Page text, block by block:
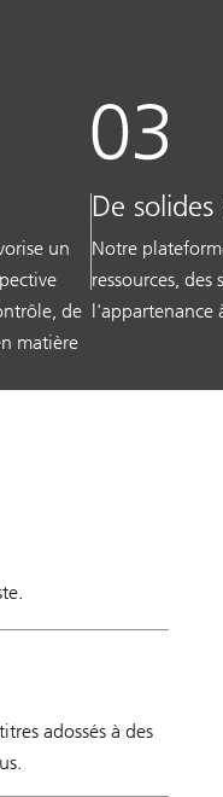
un
de
matière
De solides
Notre
ressources,
l'appartenance
adossés à des